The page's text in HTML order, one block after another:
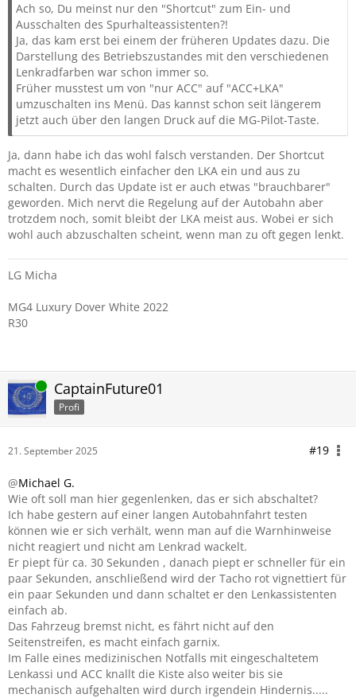
Ach so, Du meinst nur den "Shortcut" zum Ein- und
Ausschalten des Spurhalteassistenten?!
Ja, das kam erst bei einem der früheren Updates dazu. Die
Darstellung des Betriebszustandes mit den verschiedenen
Lenkradfarben war schon immer so.
Früher musstest um von "nur ACC" auf "ACC+LKA"
umzuschalten ins Menü. Das kannst schon seit längerem
jetzt auch über den langen Druck auf die MG-Pilot-Taste.
Ja, dann habe ich das wohl falsch verstanden. Der Shortcut
macht es wesentlich einfacher den LKA ein und aus zu
schalten. Durch das Update ist er auch etwas "brauchbarer"
geworden. Mich nervt die Regelung auf der Autobahn aber
trotzdem noch, somit bleibt der LKA meist aus. Wobei er sich
wohl auch abzuschalten scheint, wenn man zu oft gegen lenkt.
LG Micha
MG4 Luxury Dover White 2022
R30
Online CaptainFuture01
Profi
21. September 2025 #19
@Michael G.
Wie oft soll man hier gegenlenken, das er sich abschaltet?
Ich habe gestern auf einer langen Autobahnfahrt testen
können wie er sich verhält, wenn man auf die Warnhinweise
nicht reagiert und nicht am Lenkrad wackelt.
Er piept für ca. 30 Sekunden , danach piept er schneller für ein
paar Sekunden, anschließend wird der Tacho rot vignettiert für
ein paar Sekunden und dann schaltet er den Lenkassistenten
einfach ab.
Das Fahrzeug bremst nicht, es fährt nicht auf den
Seitenstreifen, es macht einfach garnix.
Im Falle eines medizinischen Notfalls mit eingeschaltetem
Lenkassi und ACC knallt die Kiste also weiter bis sie
mechanisch aufgehalten wird durch irgendein Hindernis.....